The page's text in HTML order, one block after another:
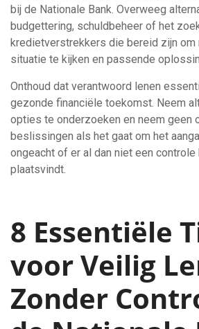
bij de Nationale Bank. Overweeg
budgettering, schuldbeheer of het
kredietverstrekkers die bereid zijn om
situatie te kijken en passende
Onthoud dat verantwoord lenen
gezonde financiële toekomst. Neem
opties te onderzoeken en neem geen
beslissingen als het gaat om het
ongeacht of er al dan niet een
plaatsvindt.
8 Essentiële
voor Veilig
Zonder